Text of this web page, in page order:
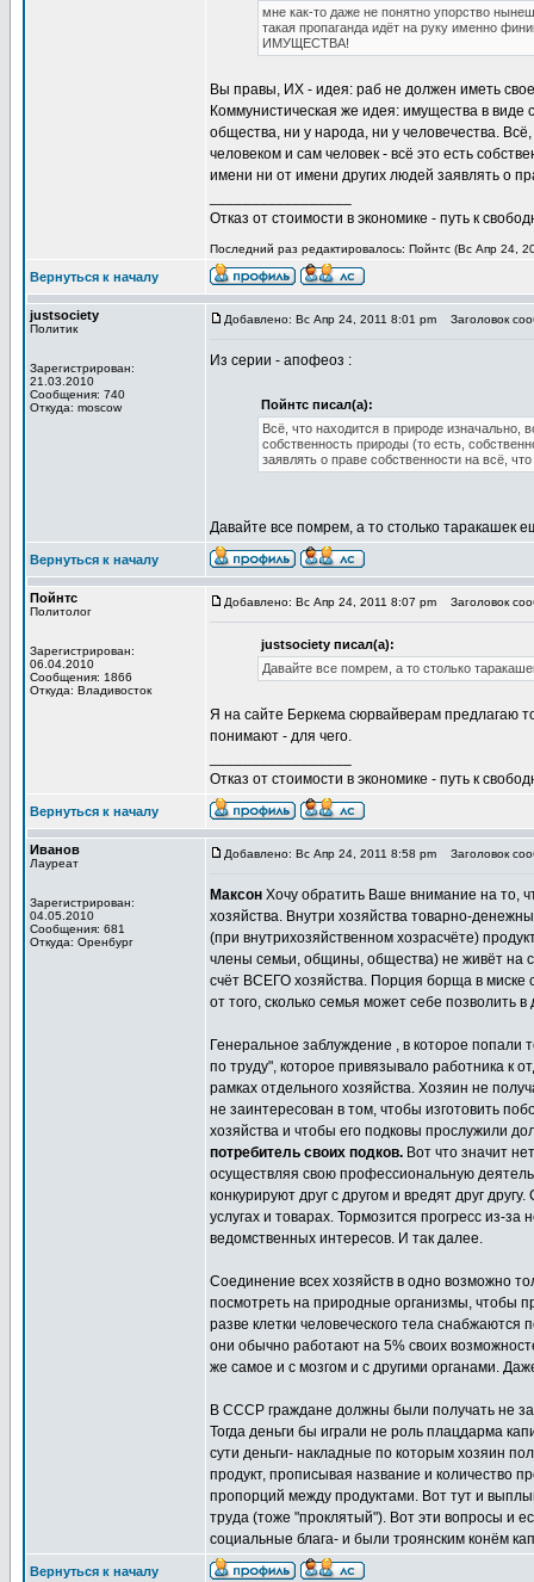
мне как-то даже не понятно упорство
такая пропаганда идёт на руку именно
ИМУЩЕСТВА!
Вы правы, ИХ - идея: раб не должен иметь
Коммунистическая же идея: имущества в виде
общества, ни у народа, ни у человечества.
человеком и сам человек - всё это есть
имени ни от имени других людей заявлять о
Отказ от стоимости в экономике - путь к
Последний раз редактировалось: Пойнтс (Вс Апр 24,
Вернуться к началу
justsociety
Политик
Зарегистрирован:
21.03.2010
Сообщения: 740
Откуда: moscow
Добавлено: Вс Апр 24, 2011 8:01 pm Заголовок
Из серии - апофеоз :
Пойнтс писал(а):
Всё, что находится в природе изначально,
собственность природы (то есть,
заявлять о праве собственности на всё,
Давайте все помрем, а то столько таракашек
Вернуться к началу
Пойнтс
Политолог
Зарегистрирован:
06.04.2010
Сообщения: 1866
Откуда: Владивосток
Добавлено: Вс Апр 24, 2011 8:07 pm Заголовок
justsociety писал(а):
Давайте все помрем, а то столько
Я на сайте Беркема сюрвайверам предлагаю
понимают - для чего.
Отказ от стоимости в экономике - путь к
Вернуться к началу
Иванов
Лауреат
Зарегистрирован:
04.05.2010
Сообщения: 681
Откуда: Оренбург
Добавлено: Вс Апр 24, 2011 8:58 pm Заголовок
Максон Хочу обратить Ваше внимание на то,
хозяйства. Внутри хозяйства товарно-
(при внутрихозяйственном хозрасчёте)
члены семьи, общины, общества) не живёт на
счёт ВСЕГО хозяйства. Порция борща в миске
от того, сколько семья может себе позволить
Генеральное заблуждение , в которое попали
по труду", которое привязывало работника к
рамках отдельного хозяйства. Хозяин не
не заинтересован в том, чтобы изготовить
хозяйства и чтобы его подковы прослужили
потребитель своих подков. Вот что значит
осуществляя свою профессиональную
конкурируют друг с другом и вредят друг
услугах и товарах. Тормозится прогресс из-
ведомственных интересов. И так далее.
Соединение всех хозяйств в одно возможно
посмотреть на природные организмы, чтобы
разве клетки человеческого тела снабжаются
они обычно работают на 5% своих
же самое и с мозгом и с другими органами.
В СССР граждане должны были получать не
Тогда деньги бы играли не роль плацдарма
сути деньги- накладные по которым хозяин
продукт, прописывая название и количество
пропорций между продуктами. Вот тут и
труда (тоже "проклятый"). Вот эти вопросы и
социальные блага- и были троянским конём
Вернуться к началу